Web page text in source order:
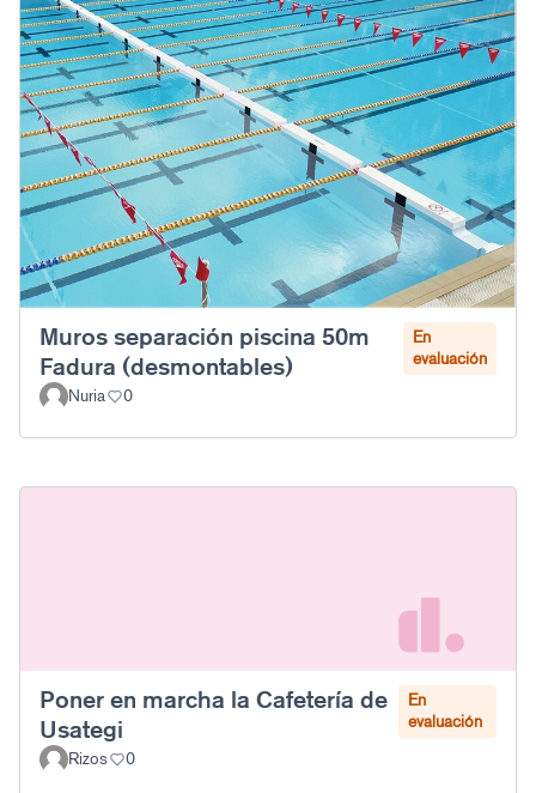
Muros separación piscina 50m
Fadura (desmontables)
En
evaluación
Nuria
0
Poner en marcha la Cafetería de
Usategi
En
evaluación
Rizos
0